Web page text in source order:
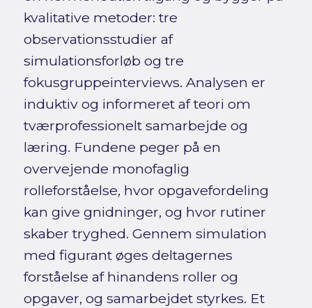
kvalitative metoder: tre
observationsstudier af
simulationsforløb og tre
fokusgruppeinterviews. Analysen er
induktiv og informeret af teori om
tværprofessionelt samarbejde og
læring. Fundene peger på en
overvejende monofaglig
rolleforståelse, hvor opgavefordeling
kan give gnidninger, og hvor rutiner
skaber tryghed. Gennem simulation
med figurant øges deltagernes
forståelse af hinandens roller og
opgaver, og samarbejdet styrkes. Et